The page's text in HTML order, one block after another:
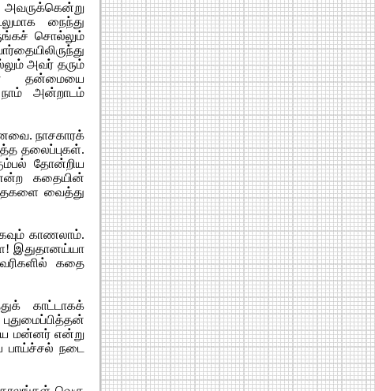
அவருக்கென்று
நைந்து
சொல்லும்
அவர் தரும்
தன்மையை
அன்றாடம்
நாசகாரக்
தலைப்புகள்.
தோன்றிய
என்ற கதையின்
வைத்து
காணலாம்.
இதுதானய்யா
கதை
காட்டாகக்
மன்னர் என்று
நடை